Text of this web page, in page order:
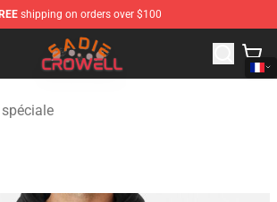
shipping on orders over $100
Store - Official Sadie Crowell Merchandise